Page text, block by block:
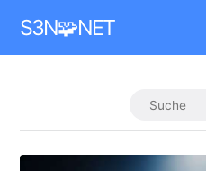
S3N🧩NET